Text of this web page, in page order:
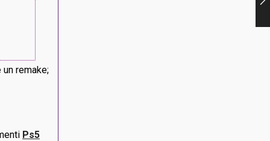
remake;
Ps5